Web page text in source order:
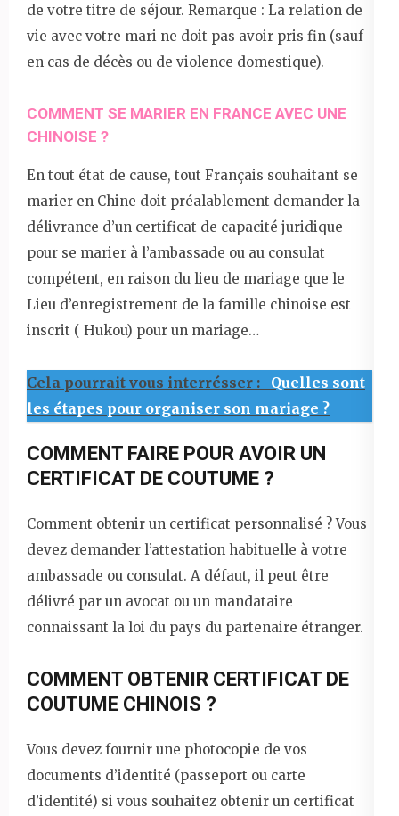
de votre titre de séjour. Remarque : La relation de
vie avec votre mari ne doit pas avoir pris fin (sauf
en cas de décès ou de violence domestique).
COMMENT SE MARIER EN FRANCE AVEC UNE
CHINOISE ?
En tout état de cause, tout Français souhaitant se
marier en Chine doit préalablement demander la
délivrance d’un certificat de capacité juridique
pour se marier à l’ambassade ou au consulat
compétent, en raison du lieu de mariage que le
Lieu d’enregistrement de la famille chinoise est
inscrit ( Hukou) pour un mariage…
Cela pourrait vous interrésser :
Quelles sont
les étapes pour organiser son mariage ?
COMMENT FAIRE POUR AVOIR UN
CERTIFICAT DE COUTUME ?
Comment obtenir un certificat personnalisé ? Vous
devez demander l’attestation habituelle à votre
ambassade ou consulat. A défaut, il peut être
délivré par un avocat ou un mandataire
connaissant la loi du pays du partenaire étranger.
COMMENT OBTENIR CERTIFICAT DE
COUTUME CHINOIS ?
Vous devez fournir une photocopie de vos
documents d’identité (passeport ou carte
d’identité) si vous souhaitez obtenir un certificat